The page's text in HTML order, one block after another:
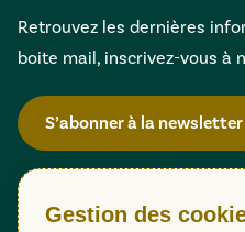
Retrouvez les dernières
boite mail, inscrivez-vous à
S’abonner à la newsletter
Gestion des cookies